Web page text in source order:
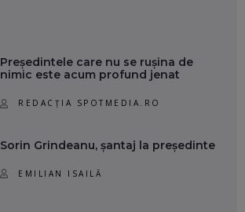
Președintele care nu se rușina de
nimic este acum profund jenat
REDACȚIA SPOTMEDIA.RO
Sorin Grindeanu, șantaj la președinte
EMILIAN ISAILĂ